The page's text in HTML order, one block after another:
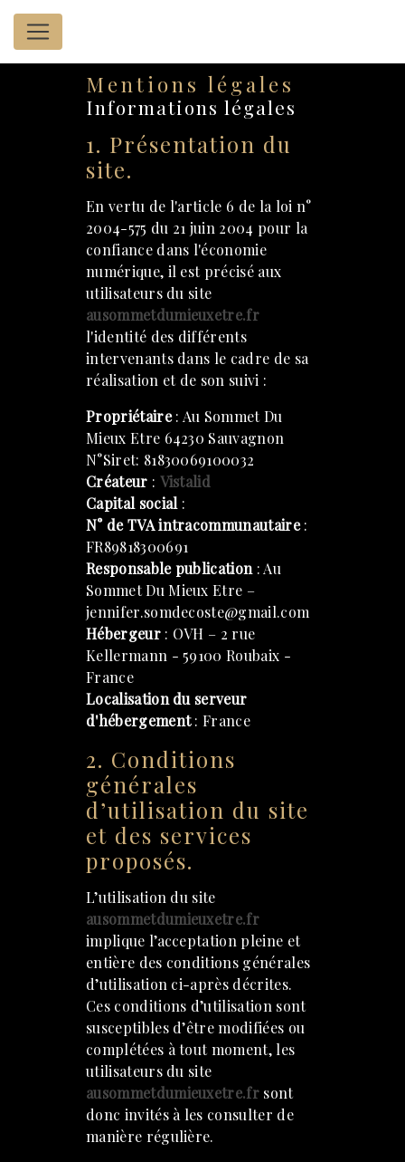
Mentions légales
Informations légales
1. Présentation du
site.
En vertu de l'article 6 de la loi n°
2004-575 du 21 juin 2004 pour la
confiance dans l'économie
numérique, il est précisé aux
utilisateurs du site
ausommetdumieuxetre.fr
l'identité des différents
intervenants dans le cadre de sa
réalisation et de son suivi :
Propriétaire: Au Sommet Du
Mieux Etre 64230 Sauvagnon
N°Siret: 81830069100032
Créateur : Vistalid
Capital social :
N° de TVA intracommunautaire:
FR89818300691
Responsable publication : Au
Sommet Du Mieux Etre –
jennifer.somdecoste@gmail.com
Hébergeur: OVH – 2 rue
Kellermann - 59100 Roubaix -
France
Localisation du serveur
d'hébergement: France
2. Conditions
générales
d’utilisation du site
et des services
proposés.
L’utilisation du site
ausommetdumieuxetre.fr
implique l’acceptation pleine et
entière des conditions générales
d’utilisation ci-après décrites.
Ces conditions d’utilisation sont
susceptibles d’être modifiées ou
complétées à tout moment, les
utilisateurs du site
ausommetdumieuxetre.fr sont
donc invités à les consulter de
manière régulière.
Panneau de gestion des cookies